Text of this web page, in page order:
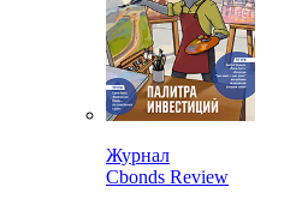
Журнал
Cbonds Review